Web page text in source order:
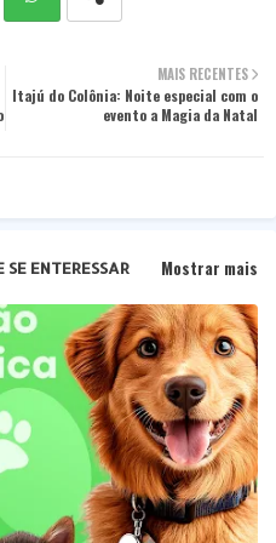
tsa
MAIS RECENTES
Itajú do Colônia: Noite especial com o
evento a Magia da Natal
ENTERESSAR Mostrar mais